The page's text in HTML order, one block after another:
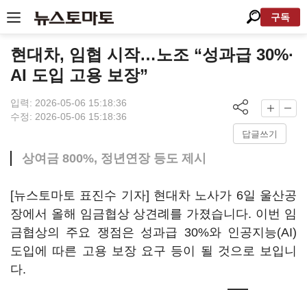
구독
현대차, 임협 시작…노조 “성과급 30%·
AI 도입 고용 보장”
입력: 2026-05-06 15:18:36
수정: 2026-05-06 15:18:36
답글쓰기
상여금 800%, 정년연장 등도 제시
[뉴스토마토 표진수 기자] 현대차 노사가 6일 울산공
장에서 올해 임금협상 상견례를 가졌습니다. 이번 임
금협상의 주요 쟁점은 성과급 30%와 인공지능(AI)
도입에 따른 고용 보장 요구 등이 될 것으로 보입니
다.